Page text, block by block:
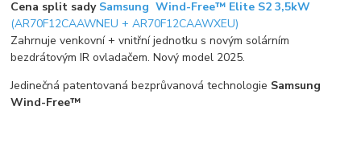
Cena split sady Samsung Wind-Free™ Elite S2 3,5kW
(AR70F12CAAWNEU + AR70F12CAAWXEU)
Zahrnuje venkovní + vnitřní jednotku s novým solárním
bezdrátovým IR ovladačem. Nový model 2025.
Jedinečná patentovaná bezprůvanová technologie Samsung
Wind-Free™